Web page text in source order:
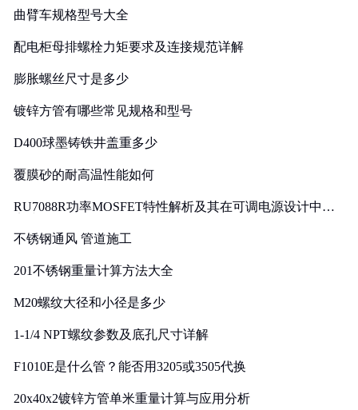
曲臂车规格型号大全
配电柜母排螺栓力矩要求及连接规范详解
膨胀螺丝尺寸是多少
镀锌方管有哪些常见规格和型号
D400球墨铸铁井盖重多少
覆膜砂的耐高温性能如何
RU7088R功率MOSFET特性解析及其在可调电源设计中的
不锈钢通风 管道施工
201不锈钢重量计算方法大全
M20螺纹大径和小径是多少
1-1/4 NPT螺纹参数及底孔尺寸详解
F1010E是什么管？能否用3205或3505代换
20x40x2镀锌方管单米重量计算与应用分析